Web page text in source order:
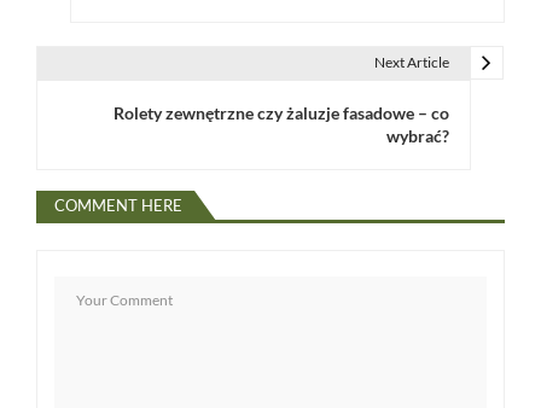
c
Next Article
Rolety zewnętrzne czy żaluzje fasadowe – co
wybrać?
COMMENT HERE